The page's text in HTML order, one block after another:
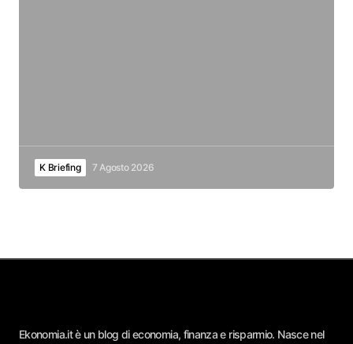
K Briefing 7 Agosto 2026
Ekonomia.it è un blog di economia, finanza e risparmio. Nasce nel